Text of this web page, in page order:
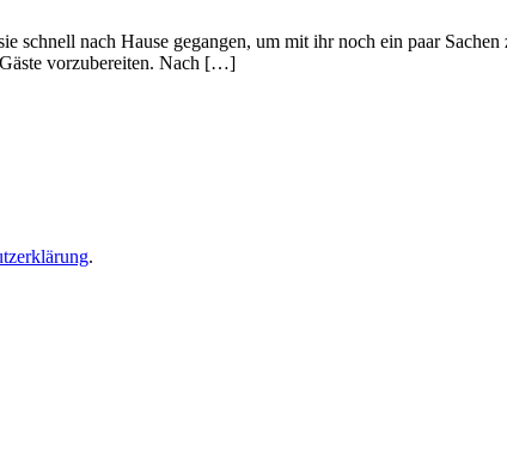
nach Hause gegangen, um mit ihr noch ein paar
vorzubereiten. Nach […]
.